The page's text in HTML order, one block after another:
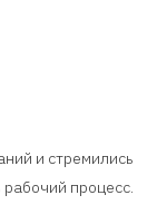
и стремились
процесс.